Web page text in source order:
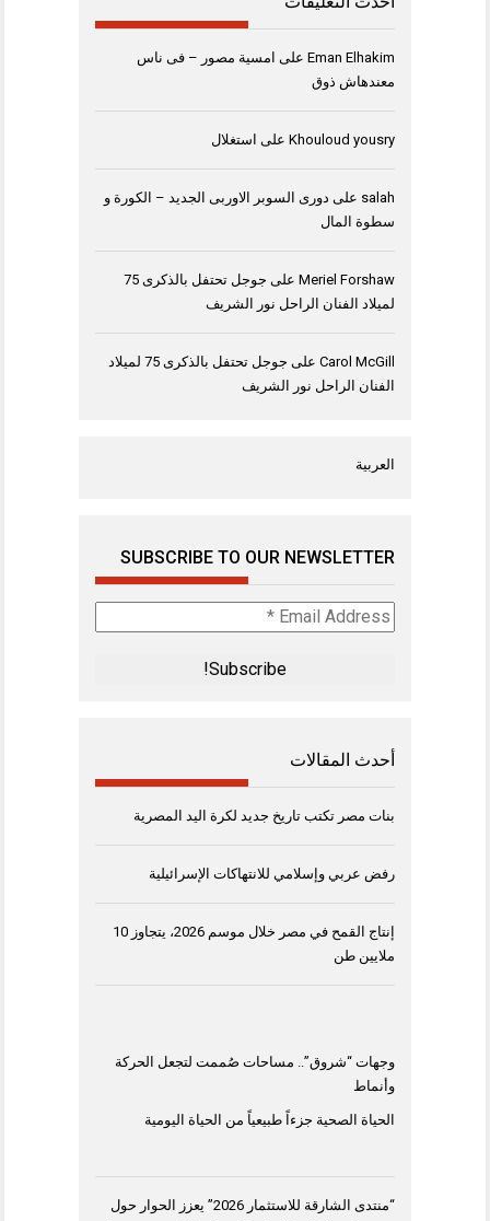
Eman Elhakim على امسية مصور – فى ناس
معندهاش ذوق
Khouloud yousry على استغلال
salah على دورى السوبر الاوربى الجديد – الكورة و
سطوة المال
Meriel Forshaw على
جوجل تحتفل بالذكرى 75
لميلاد الفنان الراحل نور الشريف
Carol McGill على
جوجل تحتفل بالذكرى 75 لميلاد
الفنان الراحل نور الشريف
العربية
SUBSCRIBE TO OUR NEWSLETTER
Email
Address
أحدث المقالات
بنات مصر تكتب تاريخ جديد لكرة اليد المصرية
رفض عربي وإسلامي للانتهاكات الإسرائيلية
إنتاج القمح في مصر خلال موسم 2026، يتجاوز 10
ملايين طن
وجهات “شروق”.. مساحات صُممت لتجعل الحركة
وأنماط
الحياة الصحية جزءاً طبيعياً من الحياة اليومية
“منتدى الشارقة للاستثمار 2026” يعزز الحوار حول